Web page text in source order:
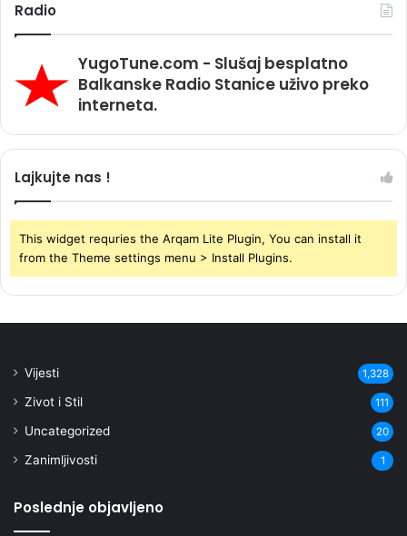
Radio
YugoTune.com - Slušaj besplatno
Balkanske Radio Stanice uživo preko
interneta.
Lajkujte nas !
This widget requries the Arqam Lite Plugin, You can install it
from the Theme settings menu > Install Plugins.
Vijesti 1,328
Zivot i Stil 111
Uncategorized 20
Zanimljivosti 1
Poslednje objavljeno